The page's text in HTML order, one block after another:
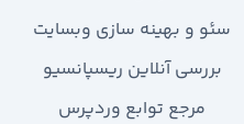
سئو و بهینه سازی وبسایت
بررسی آنلاین ریسپانسیو
مرجع توابع وردپرس